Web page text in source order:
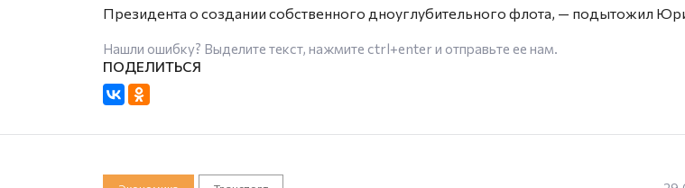
Президента о создании собственного дноуглубительного флота, — подытожил
Нашли ошибку? Выделите текст, нажмите ctrl+enterи отправьте ее нам.